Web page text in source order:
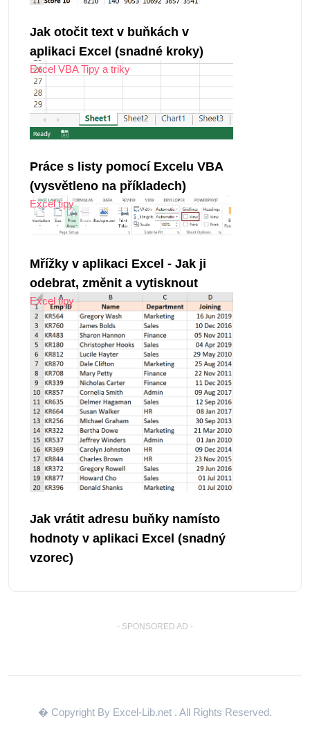
Jak otočit text v buňkách v
aplikaci Excel (snadné kroky)
Excel VBA Tipy a triky
Práce s listy pomocí Excelu VBA
(vysvětleno na příkladech)
Excel tipy
Mřížky v aplikaci Excel - Jak ji
odebrat, změnit a vytisknout
Excel tipy
Jak vrátit adresu buňky namísto
hodnoty v aplikaci Excel (snadný
vzorec)
- SPONSORED AD -
� Copyright By Excel-Lib.net . All Rights Reserved.